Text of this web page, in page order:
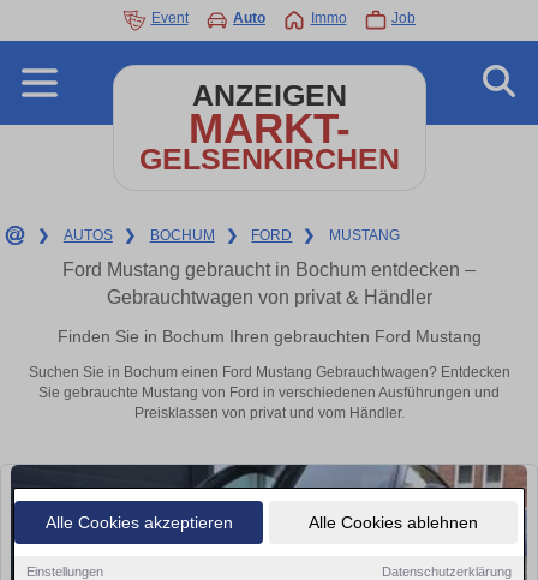
Alle Cookies akzeptieren Alle Cookies ablehnen
Einstellungen Datenschutzerklärung
Event Auto Immo Job
ANZEIGEN
MARKT-
GELSENKIRCHEN
❯ AUTOS ❯ BOCHUM ❯ FORD ❯ MUSTANG
Ford Mustang gebraucht in Bochum entdecken –
Gebrauchtwagen von privat & Händler
Finden Sie in Bochum Ihren gebrauchten Ford Mustang
Suchen Sie in Bochum einen Ford Mustang Gebrauchtwagen? Entdecken
Sie gebrauchte Mustang von Ford in verschiedenen Ausführungen und
Preisklassen von privat und vom Händler.